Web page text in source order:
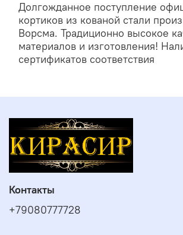
Долгожданное поступление
кортиков из кованой стали
Ворсма. Традиционно высокое
материалов и изготовления!
сертификатов соответствия
Контакты
+79080777728